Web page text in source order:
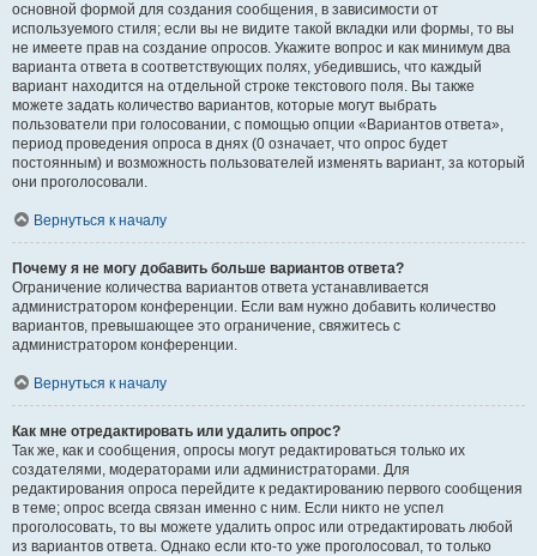
основной формой для создания сообщения, в зависимости от
используемого стиля; если вы не видите такой вкладки или формы, то вы
не имеете прав на создание опросов. Укажите вопрос и как минимум два
варианта ответа в соответствующих полях, убедившись, что каждый
вариант находится на отдельной строке текстового поля. Вы также
можете задать количество вариантов, которые могут выбрать
пользователи при голосовании, с помощью опции «Вариантов ответа»,
период проведения опроса в днях (0 означает, что опрос будет
постоянным) и возможность пользователей изменять вариант, за который
они проголосовали.
Вернуться к началу
Почему я не могу добавить больше вариантов ответа?
Ограничение количества вариантов ответа устанавливается
администратором конференции. Если вам нужно добавить количество
вариантов, превышающее это ограничение, свяжитесь с
администратором конференции.
Вернуться к началу
Как мне отредактировать или удалить опрос?
Так же, как и сообщения, опросы могут редактироваться только их
создателями, модераторами или администраторами. Для
редактирования опроса перейдите к редактированию первого сообщения
в теме; опрос всегда связан именно с ним. Если никто не успел
проголосовать, то вы можете удалить опрос или отредактировать любой
из вариантов ответа. Однако если кто-то уже проголосовал, то только